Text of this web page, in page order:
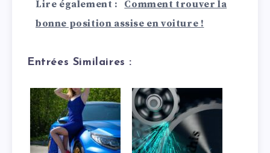
Lire également :
Comment trouver la
bonne position assise en voiture !
Entrées Similaires :